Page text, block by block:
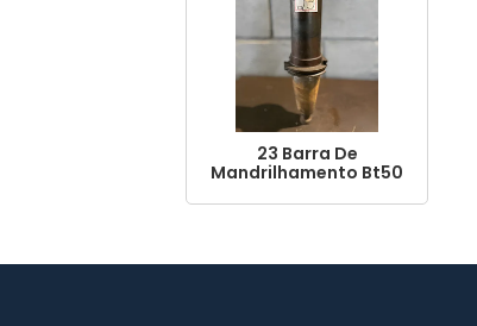
23 Barra De
Mandrilhamento Bt50